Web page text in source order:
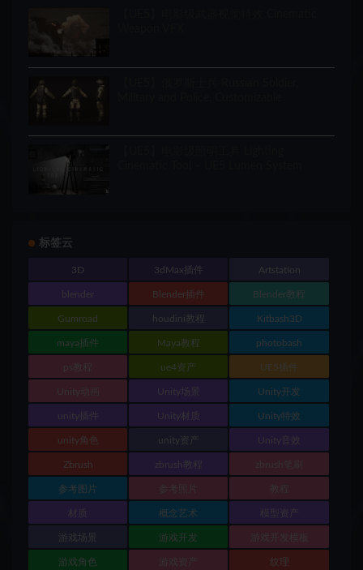
标签云
3D 3dMax插件 Artstation
blender Blender插件 Blender教程
Gumroad houdini教程 Kitbash3D
maya插件 Maya教程 photobash
ps教程 ue4资产 UE5插件
Unity动画 Unity场景 Unity开发
unity插件 Unity材质 Unity特效
unity角色 unity资产 Unity音效
Zbrush zbrush教程 zbrush笔刷
参考图片 参考照片 教程
材质 概念艺术 模型资产
游戏场景 游戏开发 游戏开发模板
游戏角色 游戏资产 纹理